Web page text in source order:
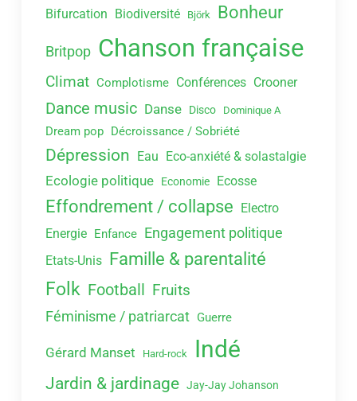
Bifurcation Biodiversité Björk Bonheur
Britpop Chanson française
Climat Complotisme Conférences Crooner
Dance music Danse Disco Dominique A
Dream pop Décroissance / Sobriété
Dépression Eau Eco-anxiété & solastalgie
Ecologie politique Economie Ecosse
Effondrement / collapse
Electro
Energie
Enfance Engagement politique
Etats-Unis Famille & parentalité
Folk Football Fruits
Féminisme / patriarcat Guerre
Gérard Manset Hard-rock Indé
Jardin & jardinage Jay-Jay Johanson